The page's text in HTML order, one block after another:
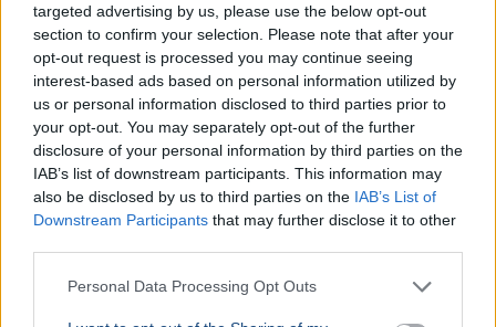
targeted advertising by us, please use the below opt-out
section to confirm your selection. Please note that after your
opt-out request is processed you may continue seeing
interest-based ads based on personal information utilized by
us or personal information disclosed to third parties prior to
your opt-out. You may separately opt-out of the further
disclosure of your personal information by third parties on the
IAB’s list of downstream participants. This information may
also be disclosed by us to third parties on the IAB’s List of
Downstream Participants that may further disclose it to other
Personal Data Processing Opt Outs
Egy férfit korábbi ittas vezetése miatt idéztek be
kihallgatásra Gödöllőre, ám a gödöllői rendőrök az
odavezető úton ismét ittas állapotban állították meg.
Bővebben...
Rezsicsökkentés